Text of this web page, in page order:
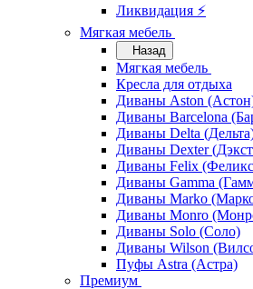
Ликвидация ⚡
Мягкая мебель
Назад
Мягкая мебель
Кресла для отдыха
Диваны Aston
Диваны Barcelona
Диваны Delta
Диваны Dexter
Диваны Felix
Диваны Gamma
Диваны Marko
Диваны Monro
Диваны Solo (Соло)
Диваны Wilson
Пуфы Astra (Астра)
Премиум